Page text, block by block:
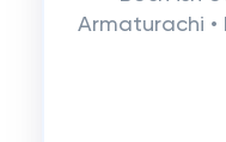
Armaturachi •